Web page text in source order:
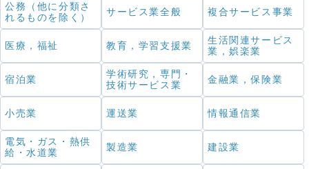
公務（他に分類さ
れるものを除く）
サービス業全般 複合サービス事業
医療，福祉 教育，学習支援業
生活関連サービス
業，娯楽業
宿泊業
学術研究，専門・
技術サービス業
金融業，保険業
小売業 運送業 情報通信業
電気・ガス・熱供
給・水道業
製造業 建設業